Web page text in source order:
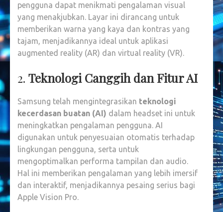
pengguna dapat menikmati pengalaman visual
yang menakjubkan. Layar ini dirancang untuk
memberikan warna yang kaya dan kontras yang
tajam, menjadikannya ideal untuk aplikasi
augmented reality (AR) dan virtual reality (VR).
2. Teknologi Canggih dan Fitur AI
Samsung telah mengintegrasikan teknologi
kecerdasan buatan (AI) dalam headset ini untuk
meningkatkan pengalaman pengguna. AI
digunakan untuk penyesuaian otomatis terhadap
lingkungan pengguna, serta untuk
mengoptimalkan performa tampilan dan audio.
Hal ini memberikan pengalaman yang lebih imersif
dan interaktif, menjadikannya pesaing serius bagi
Apple Vision Pro.